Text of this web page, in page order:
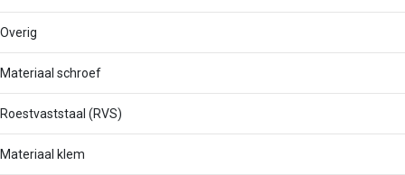
Overig
Materiaal schroef
Roestvaststaal (RVS)
Materiaal klem